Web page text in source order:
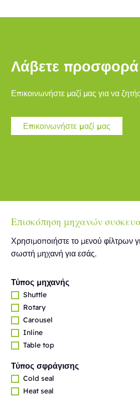
Λάβετε προσφορά
Επικοινωνήστε μαζί μας για να
Επικοινωνήστε μαζί μας
Επισκόπηση μηχανών
Χρησιμοποιήστε το μενού φίλτρων
σωστή μηχανή για εσάς.
Τύπος μηχανής
Shuttle
Rotary
Carousel
Inline
Table top
Τύπος σφράγισης
Cold seal
Heat seal